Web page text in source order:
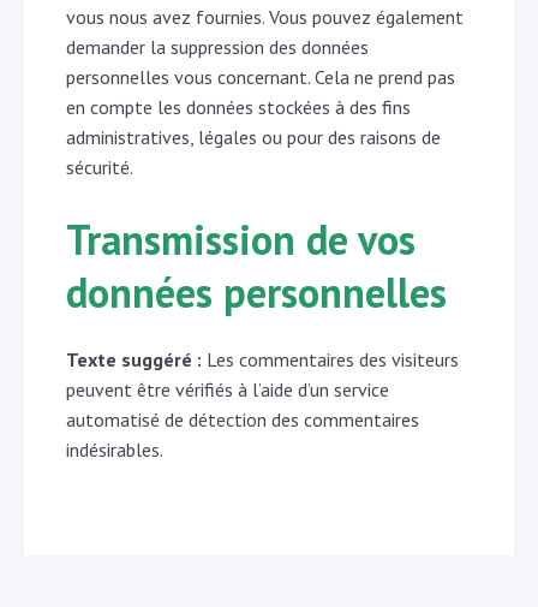
vous nous avez fournies. Vous pouvez également
demander la suppression des données
personnelles vous concernant. Cela ne prend pas
en compte les données stockées à des fins
administratives, légales ou pour des raisons de
sécurité.
Transmission de vos
données personnelles
Texte suggéré : Les commentaires des visiteurs
peuvent être vérifiés à l’aide d’un service
automatisé de détection des commentaires
indésirables.